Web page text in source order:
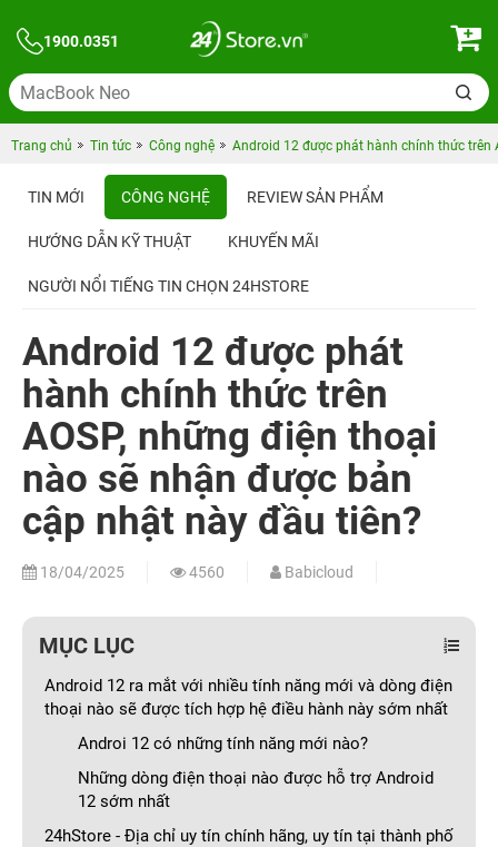
1900.0351
Trang chủ Tin tức Công nghệ Android 12 được phát hành chính thức trên
TIN MỚI CÔNG NGHỆ REVIEW SẢN PHẨM
HƯỚNG DẪN KỸ THUẬT KHUYẾN MÃI
NGƯỜI NỔI TIẾNG TIN CHỌN 24HSTORE
Android 12 được phát
hành chính thức trên
AOSP, những điện thoại
nào sẽ nhận được bản
cập nhật này đầu tiên?
18/04/2025 4560 Babicloud
MỤC LỤC
Android 12 ra mắt với nhiều tính năng mới và dòng điện
thoại nào sẽ được tích hợp hệ điều hành này sớm nhất
Androi 12 có những tính năng mới nào?
Những dòng điện thoại nào được hỗ trợ Android
12 sớm nhất
24hStore - Địa chỉ uy tín chính hãng, uy tín tại thành phố